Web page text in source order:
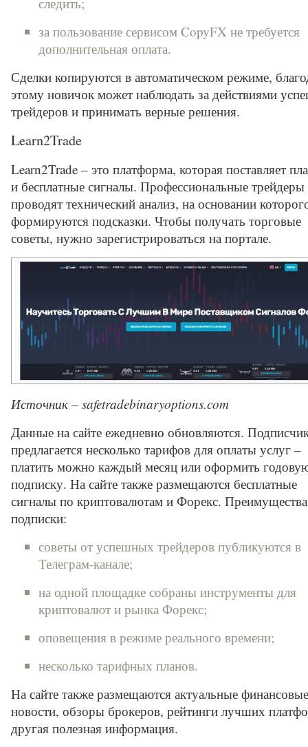
за пользование сервисом CopyFX не требуется
дополнительная оплата.
Сделки копируются в автоматическом режиме,
этому новичок может наблюдать за действиями
трейдеров и принимать верные решения.
Learn2Trade
Learn2Trade – это платформа, которая поставляет
и бесплатные сигналы. Профессиональные трейдеры
проводят технический анализ, на основании
формируются подсказки. Чтобы получать торговые
советы, нужно зарегистрироваться на портале.
Источник – safetradebinaryoptions.com
Данные на сайте ежедневно обновляются.
предлагается несколько тарифов для оплаты услуг –
платить можно каждый месяц или оформить
подписку. На сайте также размещаются бесплатные
сигналы по криптовалютам и Форекс. Преимущества
подписки:
советы от успешных трейдеров публикуются в
Телеграм-канале;
на одной площадке собраны инструменты для
криптовалют и рынка Форекс;
оповещения в режиме реального времени;
несколько тарифных планов.
На сайте также размещаются актуальные финансовые
новости, обзоры брокеров, рейтинги лучших
другая полезная информация.